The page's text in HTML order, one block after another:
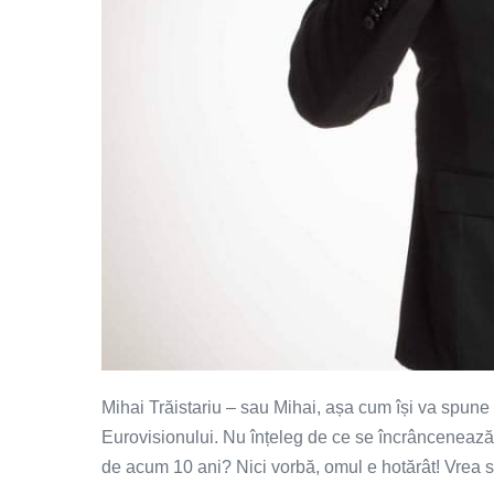
Mihai Trăistariu – sau Mihai, așa cum își va
Eurovisionului. Nu înțeleg de ce se
de acum 10 ani? Nici vorbă, omul e hotărât! Vrea